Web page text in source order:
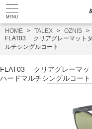
HOME TALEX
OZNIS
FLAT03 クリアグレーマット
ルチシングルコート
FLAT03 クリアグレーマッ
ハードマルチシングルコート